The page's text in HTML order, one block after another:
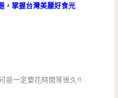
，掌握台灣美麗好食光
是一定要花時間等很久!!